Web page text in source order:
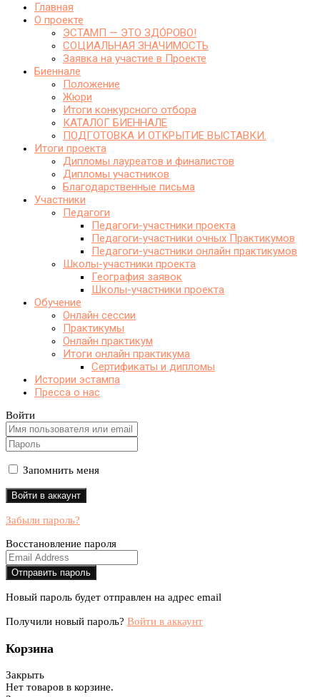
Главная
О проекте
ЭСТАМП — ЭТО ЗДО́РОВО!
СОЦИАЛЬНАЯ ЗНАЧИМОСТЬ
Заявка на участие в Проекте
Биеннале
Положение
Жюри
Итоги конкурсного отбора
КАТАЛОГ БИЕННАЛЕ
ПОДГОТОВКА И ОТКРЫТИЕ ВЫСТАВКИ.
Итоги проекта
Дипломы лауреатов и финалистов
Дипломы участников
Благодарственные письма
Участники
Педагоги
Педагоги-участники проекта
Педагоги-участники очных Практикумов
Педагоги-участники онлайн практикумов
Школы-участники проекта
География заявок
Школы-участники проекта
Обучение
Онлайн сессии
Практикумы
Онлайн практикум
Итоги онлайн практикума
Сертификаты и дипломы
Истории эстампа
Пресса о нас
Войти
Запомнить меня
Забыли пароль?
Восстановление пароля
Новый пароль будет отправлен на адрес email
Получили новый пароль? Войти в аккаунт
Корзина
Закрыть
Нет товаров в корзине.